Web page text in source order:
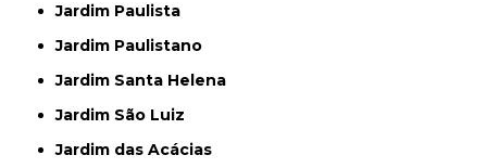
Jardim Paulista
Jardim Paulistano
Jardim Santa Helena
Jardim São Luiz
Jardim das Acácias